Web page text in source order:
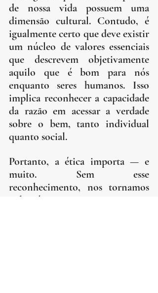
de nossa vida possuem uma
dimensão cultural. Contudo, é
igualmente certo que deve existir
um núcleo de valores essenciais
que descrevem objetivamente
aquilo que é bom para nós
enquanto seres humanos. Isso
implica reconhecer a capacidade
da razão em acessar a verdade
sobre o bem, tanto individual
quanto social.
Portanto, a ética importa — e
muito. Sem esse
reconhecimento, nos tornamos
vulneráveis a uma perigosa